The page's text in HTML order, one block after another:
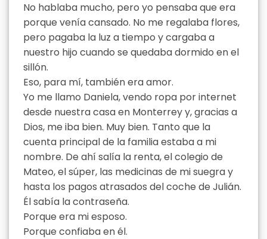
No hablaba mucho, pero yo pensaba que era
porque venía cansado. No me regalaba flores,
pero pagaba la luz a tiempo y cargaba a
nuestro hijo cuando se quedaba dormido en el
sillón.
Eso, para mí, también era amor.
Yo me llamo Daniela, vendo ropa por internet
desde nuestra casa en Monterrey y, gracias a
Dios, me iba bien. Muy bien. Tanto que la
cuenta principal de la familia estaba a mi
nombre. De ahí salía la renta, el colegio de
Mateo, el súper, las medicinas de mi suegra y
hasta los pagos atrasados del coche de Julián.
Él sabía la contraseña.
Porque era mi esposo.
Porque confiaba en él.